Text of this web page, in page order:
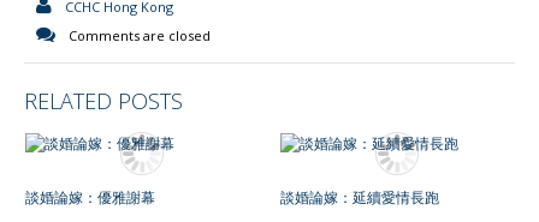
CCHC Hong Kong
Comments are closed
RELATED POSTS
談婚論嫁：優雅謝幕 談婚論嫁：延續愛情長跑